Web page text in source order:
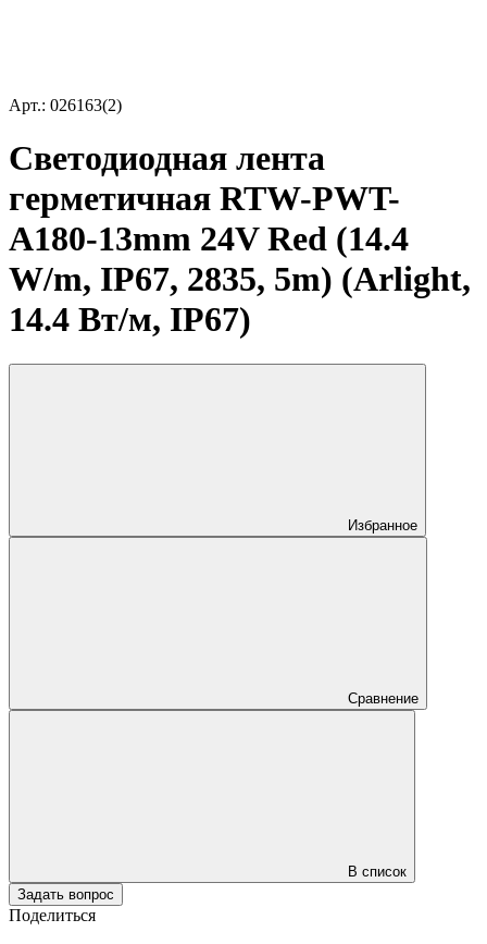
Арт.: 026163(2)
Светодиодная лента
герметичная RTW-PWT-
A180-13mm 24V Red (14.4
W/m, IP67, 2835, 5m) (Arlight,
14.4 Вт/м, IP67)
Избранное
Сравнение
В список
Задать вопрос
Поделиться